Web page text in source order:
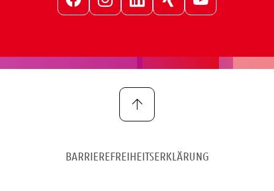
FacebookInstagramLinkedInXing YouTube
BARRIEREFREIHEITSERKLÄRUNG